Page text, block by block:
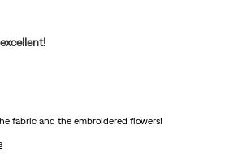
fabric and the embroidered flowers!